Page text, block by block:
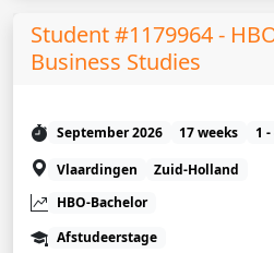
Student #1179964 -
Business Studies
September 2026 17 weeks
1
Vlaardingen
Zuid-Holland
HBO-Bachelor
Afstudeerstage